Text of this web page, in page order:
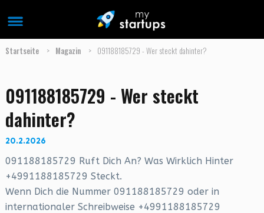
Startseite > Magazin > 091188185729 - Wer steckt dahinter?
091188185729 - Wer steckt
dahinter?
20.2.2026
091188185729 Ruft Dich An? Was Wirklich Hinter
+4991188185729 Steckt.
Wenn Dich die Nummer 091188185729 oder in
internationaler Schreibweise +4991188185729